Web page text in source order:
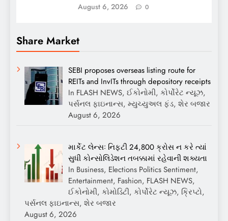
August 6, 2026
0
Share Market
SEBI proposes overseas listing route for
REITs and InvITs through depository receipts
In FLASH NEWS, ઈકોનોમી, કોર્પોરેટ ન્યૂઝ,
પર્સનલ ફાઇનાન્સ, મ્યુચ્યુઅલ ફંડ, શેર બજાર
August 6, 2026
માર્કેટ લેન્સઃ નિફ્ટી 24,800 ક્રોસ ન કરે ત્યાં
સુધી કોન્સોલિડેશન તબક્કામાં રહેવાની શક્યતા
In Business, Elections Politics Sentiment,
Entertainment, Fashion, FLASH NEWS,
ઈકોનોમી, કોમોડિટી, કોર્પોરેટ ન્યૂઝ, ક્રિપ્ટો,
પર્સનલ ફાઇનાન્સ, શેર બજાર
August 6, 2026